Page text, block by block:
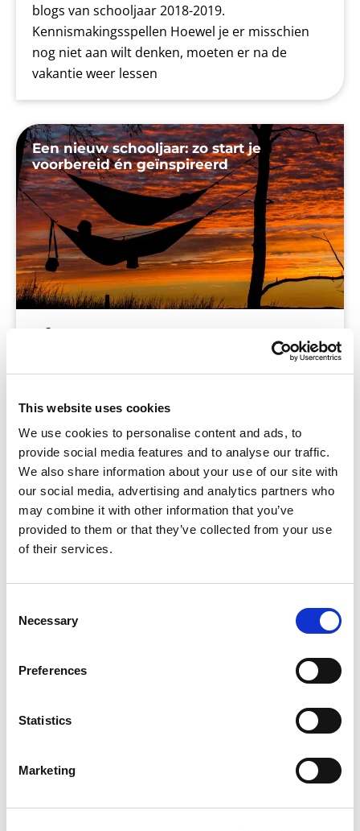
This website uses cookies
We use cookies to personalise content and ads, to
provide social media features and to analyse our traffic.
We also share information about your use of our site with
our social media, advertising and analytics partners who
may combine it with other information that you’ve
provided to them or that they’ve collected from your use
of their services.
Selection
Necessary
Preferences
Statistics
Marketing
blogs van schooljaar 2018-2019.
Kennismakingsspellen Hoewel je er misschien
nog niet aan wilt denken, moeten er na de
vakantie weer lessen
Een nieuw schooljaar: zo start je
voorbereid én geïnspireerd
Heerlijk, vakantie! Tijd om eens even helemaal
kriebelen? Of lig je zo relaxed in je hangmat dat
je hersenen vragen om wat stimulans? Met deze
tips doe
Pep de klas op met een spel
December is in het onderwijs altijd een pittige